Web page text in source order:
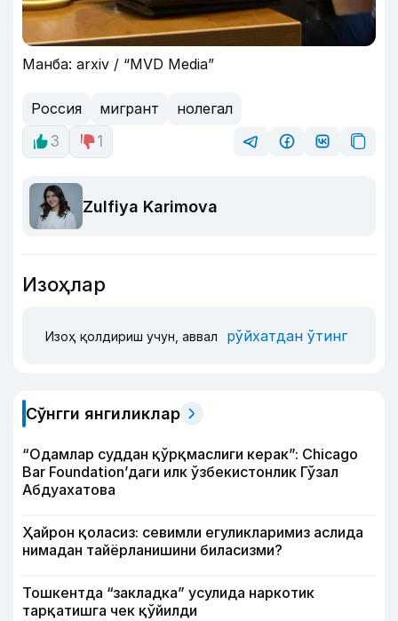
Манба: arxiv / “MVD Media”
Россия мигрант
нолегал
3
1
Zulfiya Karimova
Изоҳлар
Изоҳ қолдириш учун, аввал рўйхатдан ўтинг
Сўнгги янгиликлар
“Одамлар суддан қўрқмаслиги керак”: Chicago
Bar Foundation’даги илк ўзбекистонлик Гўзал
Абдуахатова
Ҳайрон қоласиз: севимли егуликларимиз аслида
нимадан тайёрланишини биласизми?
Тошкентда “закладка” усулида наркотик
тарқатишга чек қўйилди